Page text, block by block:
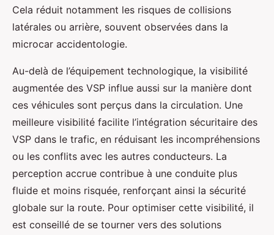
Cela réduit notamment les risques de collisions
latérales ou arrière, souvent observées dans la
microcar accidentologie.
Au-delà de l’équipement technologique, la visibilité
augmentée des VSP influe aussi sur la manière dont
ces véhicules sont perçus dans la circulation. Une
meilleure visibilité facilite l’intégration sécuritaire des
VSP dans le trafic, en réduisant les incompréhensions
ou les conflits avec les autres conducteurs. La
perception accrue contribue à une conduite plus
fluide et moins risquée, renforçant ainsi la sécurité
globale sur la route. Pour optimiser cette visibilité, il
est conseillé de se tourner vers des solutions